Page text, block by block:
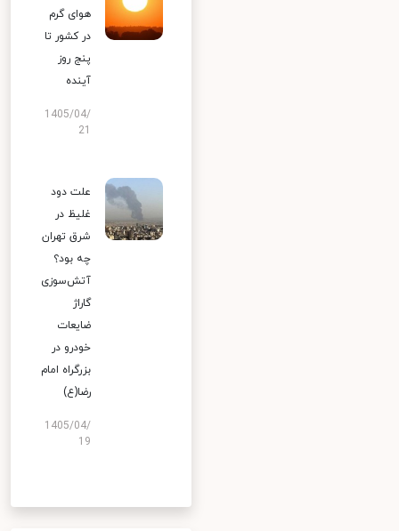
هوای گرم
در کشور تا
پنج روز
آینده
1405/04/
علت دود
غلیظ در
شرق تهران
چه بود؟
آتش‌سوزی
گاراژ
ضایعات
خودرو در
بزرگراه امام
رضا(ع)
1405/04/
19